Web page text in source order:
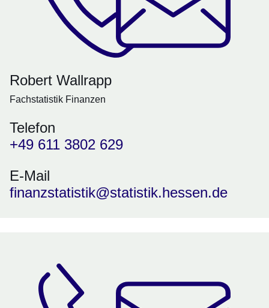
Robert Wallrapp
Fachstatistik Finanzen
Telefon
+49 611 3802 629
E-Mail
finanzstatistik@statistik.hessen.de